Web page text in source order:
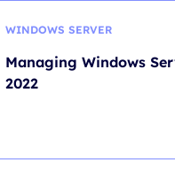
WINDOWS SERVER
Managing Windows
2022